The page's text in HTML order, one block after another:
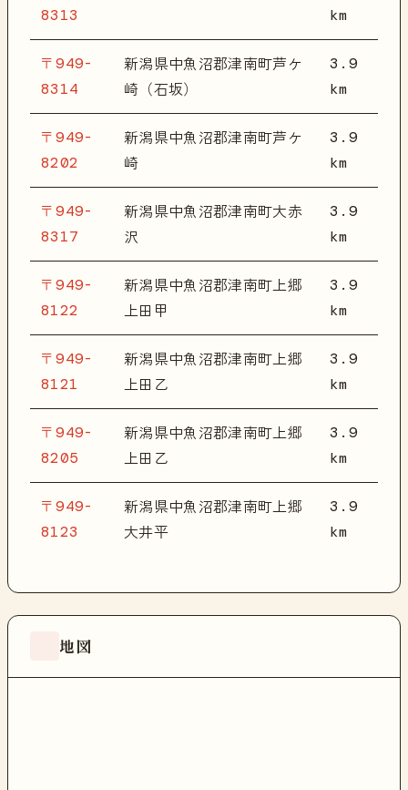
8313 km
〒949-
8314
新潟県中魚沼郡津南町芦ケ
崎（石坂）
3.9
km
〒949-
8202
新潟県中魚沼郡津南町芦ケ
崎
3.9
km
〒949-
8317
新潟県中魚沼郡津南町大赤
沢
3.9
km
〒949-
8122
新潟県中魚沼郡津南町上郷
上田甲
3.9
km
〒949-
8121
新潟県中魚沼郡津南町上郷
上田乙
3.9
km
〒949-
8205
新潟県中魚沼郡津南町上郷
上田乙
3.9
km
〒949-
8123
新潟県中魚沼郡津南町上郷
大井平
3.9
km
地図